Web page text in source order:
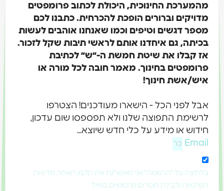
מהמערכת החינוכית, היכולת לכתוב פרומפטים
מדויקים וברורים הופכת להכרחית. כתבנו לכם
מספר דגשים וטיפים וכמו שאנחנו אוהבים לעשות
בכיתה, גם איחדנו אותם לראשי תיבות שקל לזכור.
אז קבלו את שיטת חמשת ה-״ש״ לכתיבת
פרומפטים בחינוך. מאמר חובה לכל מורה או
איש/אשת חינוך!
אבל לפני הכל - הישארו מעודכנים! הצטרפו
לרשימת התפוצה שלנו ולא תפספסו שום עדכון,
חידוש או מידע על כלי חדש שיוצא...
Email
בלחיצה על "הרשמה" אני מאשר/ת את תקנון האתר, מדיניות
הפרטיות וקבלת מסרים פרסומיים במייל